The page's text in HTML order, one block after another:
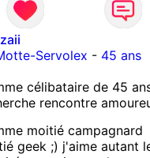
Servolex - 45 ans
célibataire de 45
rencontre
moitié campagnard
geek ;) j'aime autant